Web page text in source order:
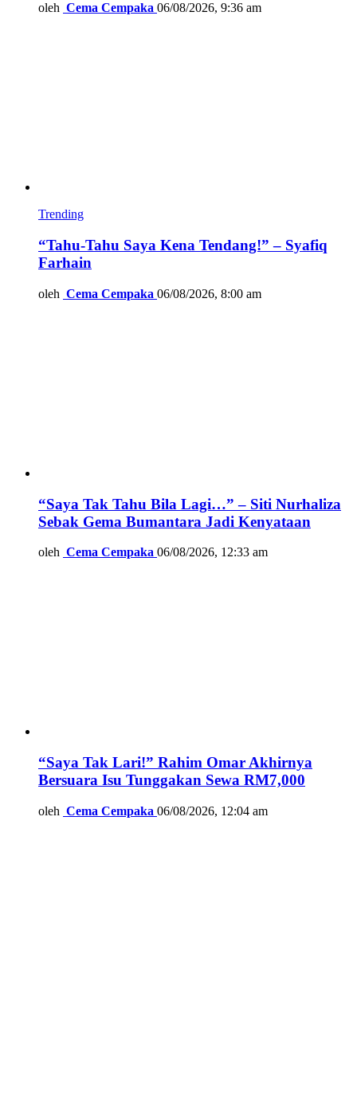
oleh Cema Cempaka 06/08/2026, 9:36 am
Trending
“Tahu-Tahu Saya Kena Tendang!” – Syafiq
Farhain
oleh Cema Cempaka 06/08/2026, 8:00 am
“Saya Tak Tahu Bila Lagi…” – Siti Nurhaliza
Sebak Gema Bumantara Jadi Kenyataan
oleh Cema Cempaka 06/08/2026, 12:33 am
“Saya Tak Lari!” Rahim Omar Akhirnya
Bersuara Isu Tunggakan Sewa RM7,000
oleh Cema Cempaka 06/08/2026, 12:04 am